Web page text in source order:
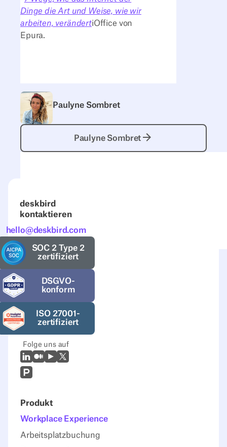
Dinge die Art und Weise, wie wir
arbeiten, verändertiOffice von
Epura.
Paulyne Sombret
Paulyne Sombret
deskbird
kontaktieren
hello@deskbird.com
SOC 2 Type 2
zertifiziert
DSGVO-
konform
ISO 27001-
zertifiziert
Folge uns auf
LinkedIn
MittelYoutubeX (Twitter)
Prodcut Hunt
Produkt
Workplace Experience
Arbeitsplatzbuchung